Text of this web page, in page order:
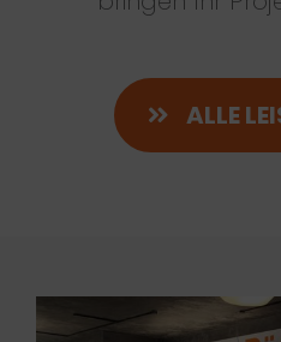
ALLE